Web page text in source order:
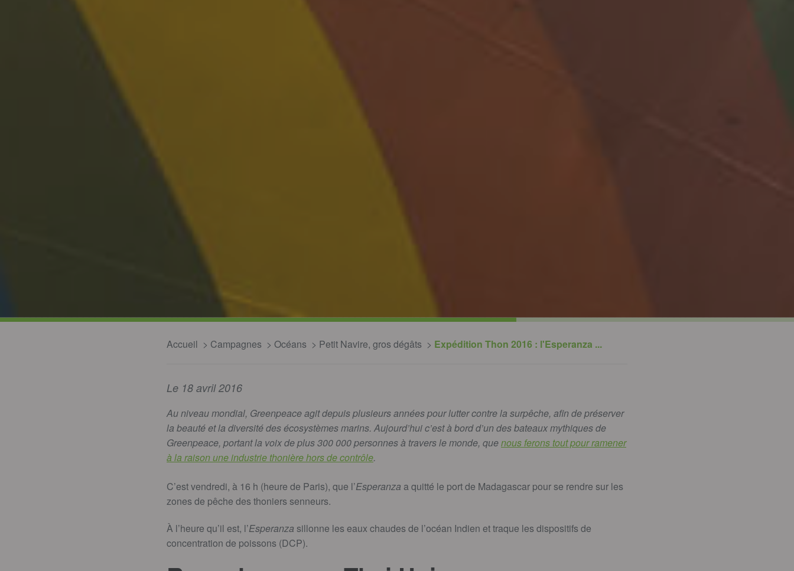
Accueil Campagnes Océans Petit Navire, gros dégâts Expédition Thon 2016 : l'Esperanza ...
Le 18 avril 2016
Au niveau mondial, Greenpeace agit depuis plusieurs années pour lutter contre la surpêche, afin de préserver
la beauté et la diversité des écosystèmes marins. Aujourd’hui c’est à bord d’un des bateaux mythiques de
Greenpeace, portant la voix de plus 300 000 personnes à travers le monde, quenous ferons tout pour ramener
à la raison une industrie thonière hors de contrôle.
C’est vendredi, à 16 h (heure de Paris), que l’Esperanza a quitté le port de Madagascar pour se rendre sur les
zones de pêche des thoniers senneurs.
À l’heure qu’il est, l’Esperanza sillonne les eaux chaudes de l’océan Indien et traque les dispositifs de
concentration de poissons (DCP).